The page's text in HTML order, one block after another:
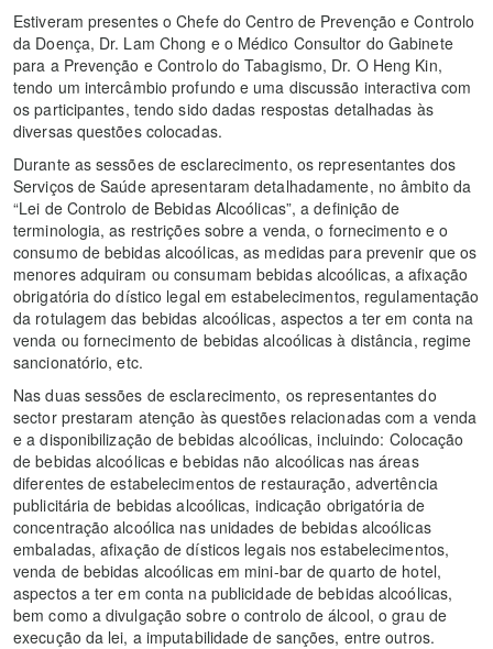
Estiveram presentes o Chefe do Centro de Prevenção e Controlo
da Doença, Dr. Lam Chong e o Médico Consultor do Gabinete
para a Prevenção e Controlo do Tabagismo, Dr. O Heng Kin,
tendo um intercâmbio profundo e uma discussão interactiva com
os participantes, tendo sido dadas respostas detalhadas às
diversas questões colocadas.
Durante as sessões de esclarecimento, os representantes dos
Serviços de Saúde apresentaram detalhadamente, no âmbito da
“Lei de Controlo de Bebidas Alcoólicas”, a definição de
terminologia, as restrições sobre a venda, o fornecimento e o
consumo de bebidas alcoólicas, as medidas para prevenir que os
menores adquiram ou consumam bebidas alcoólicas, a afixação
obrigatória do dístico legal em estabelecimentos, regulamentação
da rotulagem das bebidas alcoólicas, aspectos a ter em conta na
venda ou fornecimento de bebidas alcoólicas à distância, regime
sancionatório, etc.
Nas duas sessões de esclarecimento, os representantes do
sector prestaram atenção às questões relacionadas com a venda
e a disponibilização de bebidas alcoólicas, incluindo: Colocação
de bebidas alcoólicas e bebidas não alcoólicas nas áreas
diferentes de estabelecimentos de restauração, advertência
publicitária de bebidas alcoólicas, indicação obrigatória de
concentração alcoólica nas unidades de bebidas alcoólicas
embaladas, afixação de dísticos legais nos estabelecimentos,
venda de bebidas alcoólicas em mini-bar de quarto de hotel,
aspectos a ter em conta na publicidade de bebidas alcoólicas,
bem como a divulgação sobre o controlo de álcool, o grau de
execução da lei, a imputabilidade de sanções, entre outros.